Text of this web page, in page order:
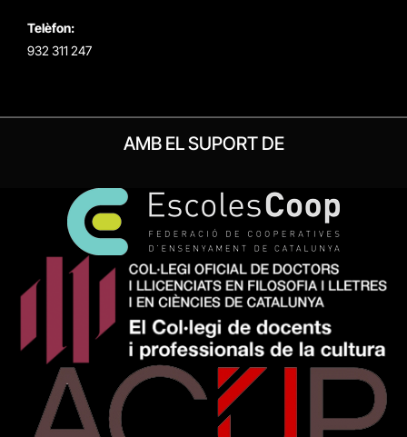
Telèfon:
932 311 247
AMB EL SUPORT DE